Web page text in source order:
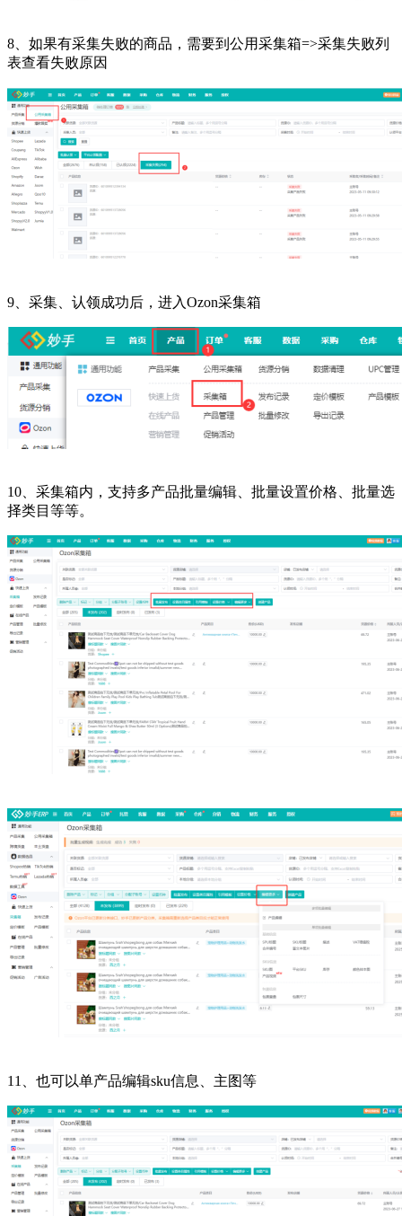
8、如果有采集失败的商品，需要到公用采集箱=>采集失败列
表查看失败原因
9、采集、认领成功后，进入Ozon采集箱
10、采集箱内，支持多产品批量编辑、批量设置价格、批量选
择类目等等。
11、也可以单产品编辑sku信息、主图等